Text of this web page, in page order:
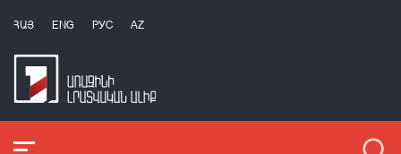
ՀԱՅ ENG РУС AZ